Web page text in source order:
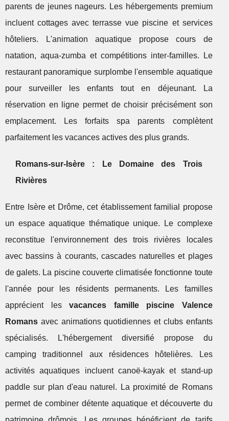
parents de jeunes nageurs. Les hébergements premium
incluent cottages avec terrasse vue piscine et services
hôteliers. L'animation aquatique propose cours de
natation, aqua-zumba et compétitions inter-familles. Le
restaurant panoramique surplombe l'ensemble aquatique
pour surveiller les enfants tout en déjeunant. La
réservation en ligne permet de choisir précisément son
emplacement. Les forfaits spa parents complètent
parfaitement les vacances actives des plus grands.
Romans-sur-Isère : Le Domaine des Trois
Rivières
Entre Isère et Drôme, cet établissement familial propose
un espace aquatique thématique unique. Le complexe
reconstitue l'environnement des trois rivières locales
avec bassins à courants, cascades naturelles et plages
de galets. La piscine couverte climatisée fonctionne toute
l'année pour les résidents permanents. Les familles
apprécient lesvacances famille piscine Valence
Romans avec animations quotidiennes et clubs enfants
spécialisés. L'hébergement diversifié propose du
camping traditionnel aux résidences hôtelières. Les
activités aquatiques incluent canoë-kayak et stand-up
paddle sur plan d'eau naturel. La proximité de Romans
permet de combiner détente aquatique et découverte du